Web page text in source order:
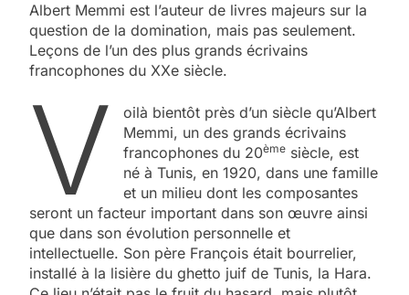
Albert Memmi est l’auteur de livres majeurs sur la
question de la domination, mais pas seulement.
Leçons de l’un des plus grands écrivains
francophones du XXe siècle.
V
oilà bientôt près d’un siècle qu’Albert
Memmi, un des grands écrivains
francophones du 20ème siècle, est
né à Tunis, en 1920, dans une famille
et un milieu dont les composantes
seront un facteur important dans son œuvre ainsi
que dans son évolution personnelle et
intellectuelle. Son père François était bourrelier,
installé à la lisière du ghetto juif de Tunis, la Hara.